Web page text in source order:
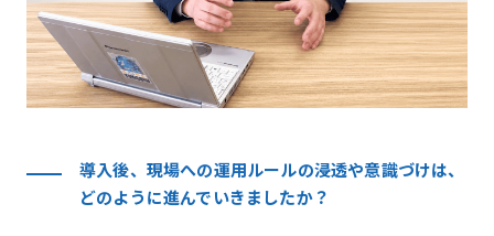
導入後、現場への運用ルールの浸透や意識づけは、
どのように進んでいきましたか？